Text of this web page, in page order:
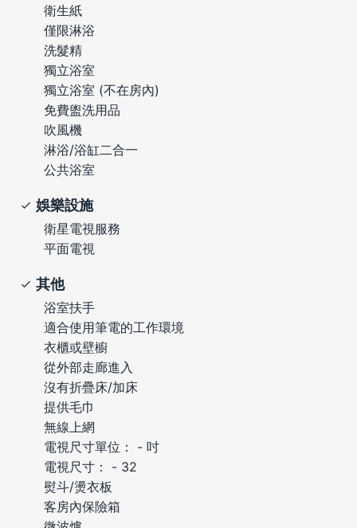
衛生紙
僅限淋浴
洗髮精
獨立浴室
獨立浴室 (不在房內)
免費盥洗用品
吹風機
淋浴/浴缸二合一
公共浴室
娛樂設施
衛星電視服務
平面電視
其他
浴室扶手
適合使用筆電的工作環境
衣櫃或壁櫥
從外部走廊進入
沒有折疊床/加床
提供毛巾
無線上網
電視尺寸單位： - 吋
電視尺寸： - 32
熨斗/燙衣板
客房內保險箱